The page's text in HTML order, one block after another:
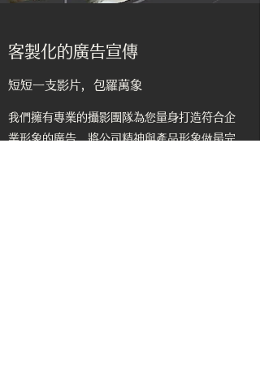
客製化的廣告宣傳
​短短一支影片，包羅萬象
我們擁有專業的攝影團隊為您量身打造符合企
業形象的廣告，將公司精神與產品形象做最完